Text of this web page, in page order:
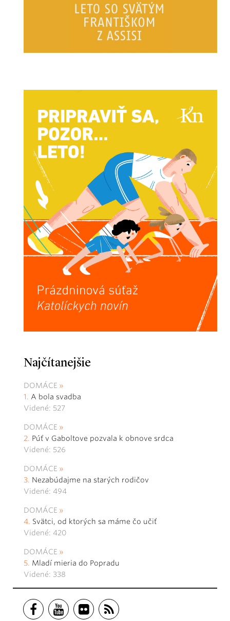
Najčítanejšie
DOMÁCE
A bola svadba
Videné: 527
DOMÁCE
Púť v Gaboltove pozvala k obnove srdca
Videné: 526
DOMÁCE
Nezabúdajme na starých rodičov
Videné: 494
DOMÁCE
Svätci, od ktorých sa máme čo učiť
Videné: 420
DOMÁCE
Mladí mieria do Popradu
Videné: 338